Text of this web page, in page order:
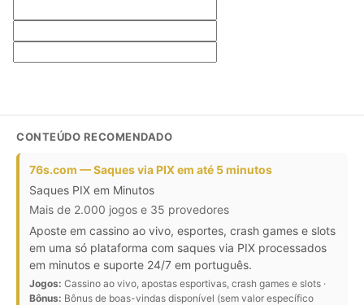
CONTEÚDO RECOMENDADO
76s.com — Saques via PIX em até 5 minutos
Saques PIX em Minutos
Mais de 2.000 jogos e 35 provedores
Aposte em cassino ao vivo, esportes, crash games e slots
em uma só plataforma com saques via PIX processados
em minutos e suporte 24/7 em português.
Jogos: Cassino ao vivo, apostas esportivas, crash games e slots ·
Bônus: Bônus de boas-vindas disponível (sem valor específico